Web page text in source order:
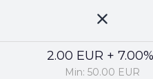
2.00 EUR +
Min: 50.00 EUR